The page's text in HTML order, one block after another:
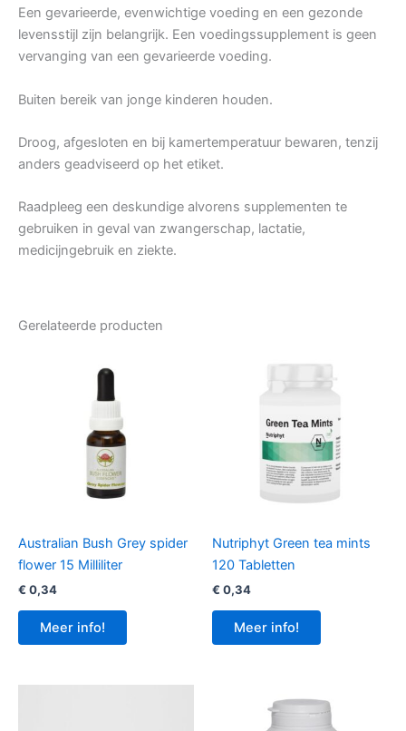
Een gevarieerde, evenwichtige voeding en een gezonde
levensstijl zijn belangrijk. Een voedingssupplement is geen
vervanging van een gevarieerde voeding.
Buiten bereik van jonge kinderen houden.
Droog, afgesloten en bij kamertemperatuur bewaren, tenzij
anders geadviseerd op het etiket.
Raadpleeg een deskundige alvorens supplementen te
gebruiken in geval van zwangerschap, lactatie,
medicijngebruik en ziekte.
Gerelateerde producten
Australian Bush Grey spider
flower 15 Milliliter
€ 0,34
Meer info!
Nutriphyt Green tea mints
120 Tabletten
€ 0,34
Meer info!